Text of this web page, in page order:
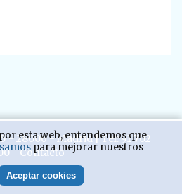
- 28006 - Madrid | Tel:91 702
-Contacto
esta web, entendemos que
para mejorar nuestros
Aceptar cookies